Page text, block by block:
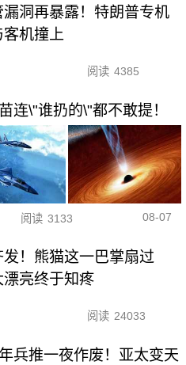
漏洞再暴露！特朗普专机
客机撞上
阅读 4385
连\"谁扔的\"都不敢提！
阅读 3133 08-07
发！熊猫这一巴掌扇过
漂亮终于知疼
阅读 24033
兵推一夜作废！亚太变天